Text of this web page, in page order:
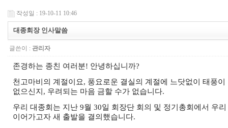
작성일 : 19-10-11 10:46
대종회장 인사말씀
글쓴이 : 관리자
존경하는 종친 여러분! 안녕하십니까?
천고마비의 계절이요, 풍요로운 결실의 계절에 느닷없이 태풍
없으신지 , 우려되는 마음 금할 수가 없습니다.
우리 대종회는 지난 9월 30일 회장단 회의 및 정기총회에서 우
이어가고자 새 출발을 결의했습니다.